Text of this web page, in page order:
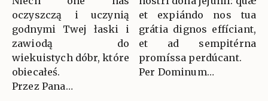
oczyszczą i uczynią
godnymi Twej łaski i
zawiodą do
wiekuistych dóbr, które
obiecałeś.
Przez Pana…
et expiándo nos tua
grátia dignos effíciant,
et ad sempitérna
promíssa perdúcant.
Per Dominum…